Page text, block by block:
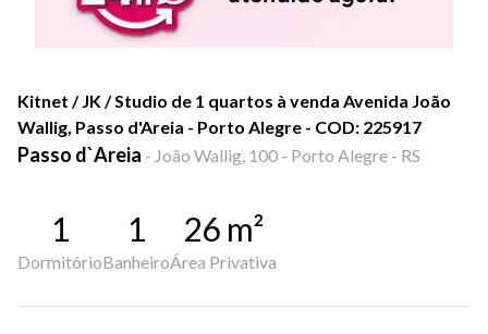
Kitnet / JK / Studio de 1 quartos à venda Avenida João
Wallig, Passo d'Areia - Porto Alegre - COD: 225917
Passo d`Areia - João Wallig, 100 - Porto Alegre - RS
1
Dormitório
1
Banheiro
26 m²
Área Privativa